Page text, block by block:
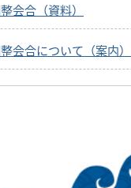
会合（資料）
会合について（案内）